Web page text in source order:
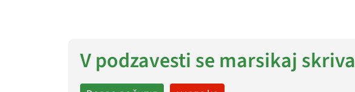
V podzavesti se marsikaj skriva